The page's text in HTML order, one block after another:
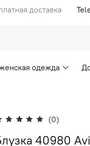
доставка
одежда
(0)
40980